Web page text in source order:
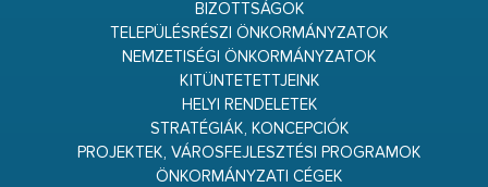
BIZOTTSÁGOK
TELEPÜLÉSRÉSZI ÖNKORMÁNYZATOK
NEMZETISÉGI ÖNKORMÁNYZATOK
KITÜNTETETTJEINK
HELYI RENDELETEK
STRATÉGIÁK, KONCEPCIÓK
PROJEKTEK, VÁROSFEJLESZTÉSI PROGRAMOK
ÖNKORMÁNYZATI CÉGEK